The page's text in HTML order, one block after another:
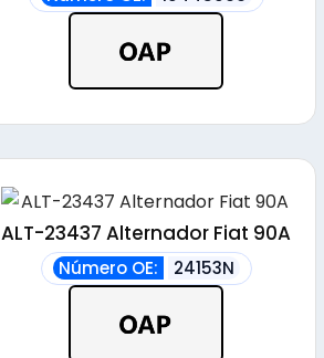
ALT-23437 Alternador Fiat 90A
Número OE: 24153N